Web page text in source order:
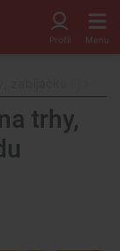
trhy,